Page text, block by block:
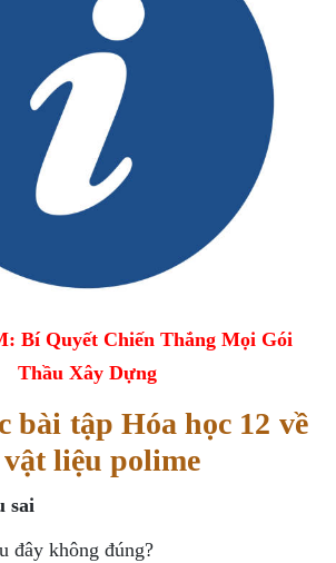
Bí Quyết Chiến Thắng Mọi Gói
Thầu Xây Dựng
bài tập Hóa học 12 về
liệu polime
sai
đây không đúng?